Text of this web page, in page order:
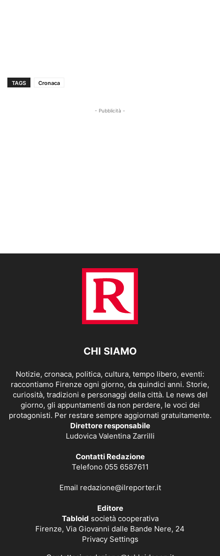
TAGS Cronaca
- Pubblicità -
CHI SIAMO
Notizie, cronaca, politica, cultura, tempo libero, eventi:
raccontiamo Firenze ogni giorno, da quindici anni. Storie,
curiosità, tradizioni e personaggi della città. Le news del
giorno, gli appuntamenti da non perdere, le voci dei
protagonisti. Per restare sempre aggiornati gratuitamente.
Direttore responsabile
Ludovica Valentina Zarrilli
Contatti Redazione
Telefono 055 6587611
Email redazione@ilreporter.it
Editore
Tabloid società cooperativa
Firenze, Via Giovanni dalle Bande Nere, 24
Privacy Settings